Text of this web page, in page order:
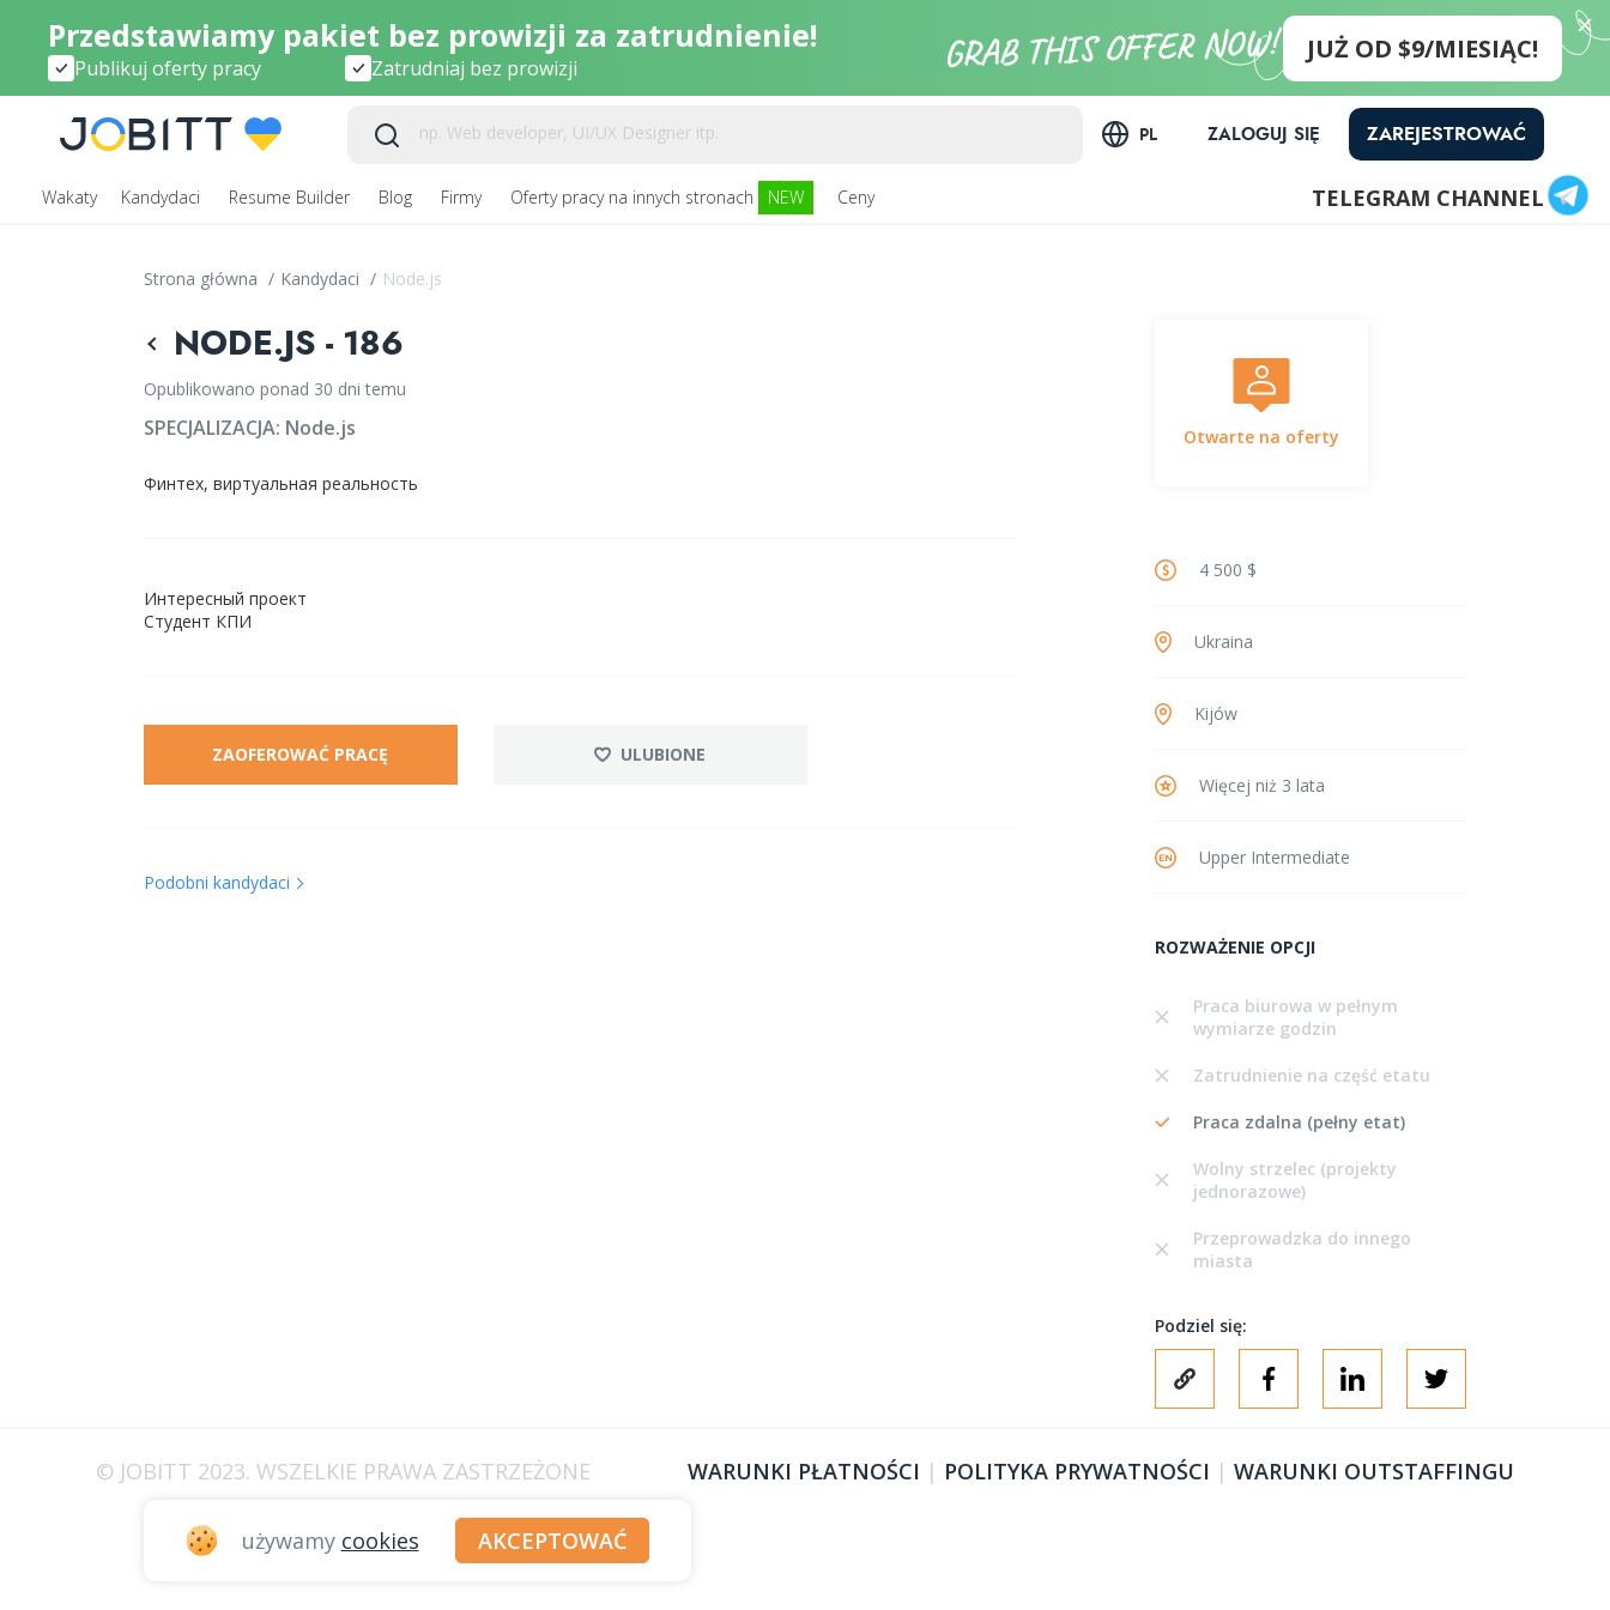
Przedstawiamy pakiet bez prowizji za zatrudnienie!
Publikuj oferty pracy Zatrudniaj bez prowizji
JUŻ OD $9/MIESIĄC!
PL ZALOGUJ SIĘ ZAREJESTROWAĆ
Wakaty Kandydaci Resume Builder Blog Firmy Oferty pracy na innych stronach NEW Ceny TELEGRAM CHANNEL
Strona główna / Kandydaci / Node.js
NODE.JS - 186
Opublikowano ponad 30 dni temu
SPECJALIZACJA: Node.js
Финтех, виртуальная реальность
Интересный проект
Студент КПИ
ZAOFEROWAĆ PRACĘ ULUBIONE
Podobni kandydaci
Otwarte na oferty
4 500 $
Ukraina
Kijów
Więcej niż 3 lata
Upper Intermediate
ROZWAŻENIE OPCJI
Praca biurowa w pełnym
wymiarze godzin
Zatrudnienie na część etatu
Praca zdalna (pełny etat)
Wolny strzelec (projekty
jednorazowe)
Przeprowadzka do innego
miasta
Podziel się:
© JOBITT 2023. WSZELKIE PRAWA ZASTRZEŻONE WARUNKI PŁATNOŚCI | POLITYKA PRYWATNOŚCI | WARUNKI OUTSTAFFINGU
używamy cookies AKCEPTOWAĆ